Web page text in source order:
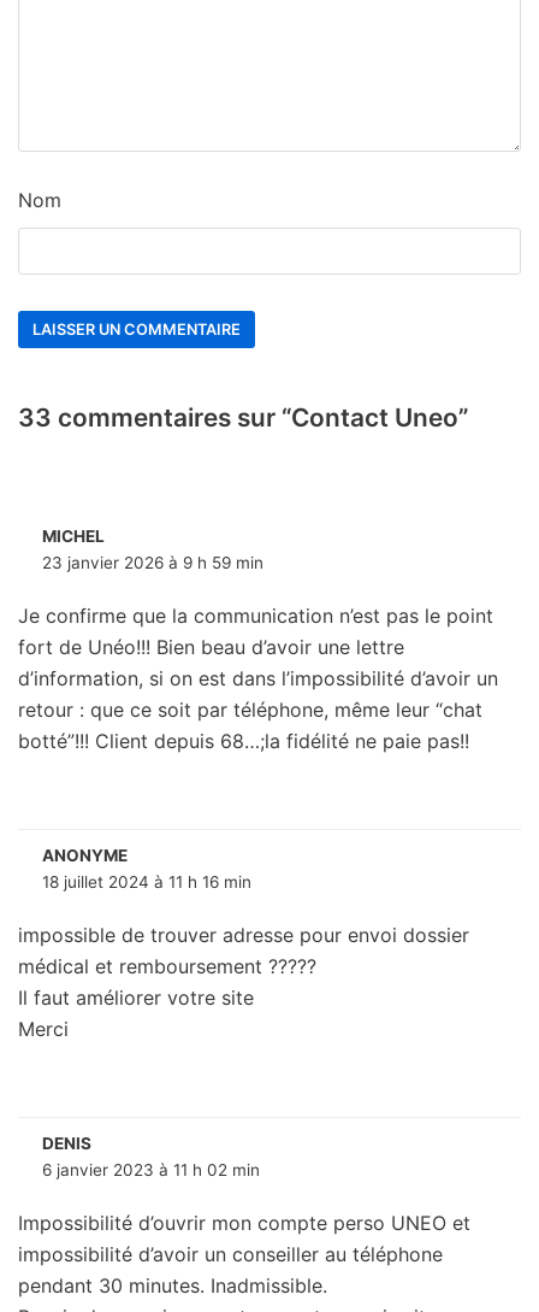
Nom
33 commentaires sur “Contact Uneo”
MICHEL
23 janvier 2026 à 9 h 59 min
Je confirme que la communication n’est pas le point
fort de Unéo!!! Bien beau d’avoir une lettre
d’information, si on est dans l’impossibilité d’avoir un
retour : que ce soit par téléphone, même leur “chat
botté”!!! Client depuis 68…;la fidélité ne paie pas!!
ANONYME
18 juillet 2024 à 11 h 16 min
impossible de trouver adresse pour envoi dossier
médical et remboursement ?????
Il faut améliorer votre site
Merci
DENIS
6 janvier 2023 à 11 h 02 min
Impossibilité d’ouvrir mon compte perso UNEO et
impossibilité d’avoir un conseiller au téléphone
pendant 30 minutes. Inadmissible.